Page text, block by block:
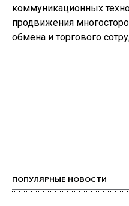
коммуникационных
продвижения
обмена и торгового
ПОПУЛЯРНЫЕ НОВОСТИ